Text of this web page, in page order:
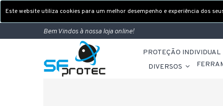
Este website utiliza cookies para um melhor desempenho e experiência dos
Bem Vindos à nossa loja online!
PROTEÇÃO INDIVIDUAL
DIVERSOS